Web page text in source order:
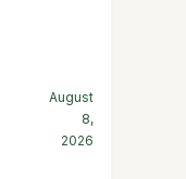
August
8,
2026